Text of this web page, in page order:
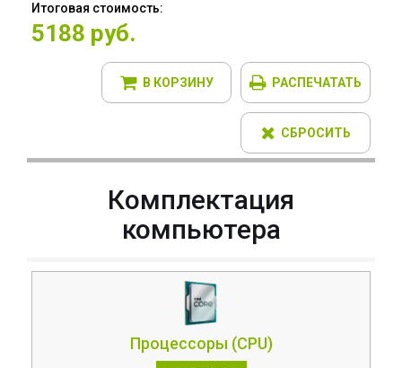
Итоговая стоимость:
5188 руб.
В КОРЗИНУ РАСПЕЧАТАТЬ
СБРОСИТЬ
Комплектация
компьютера
Процессоры (CPU)